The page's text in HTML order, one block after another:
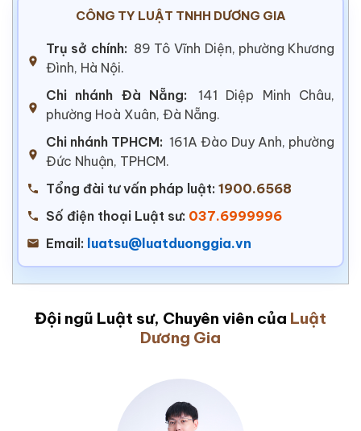
CÔNG TY LUẬT TNHH DƯƠNG GIA
Trụ sở chính: 89 Tô Vĩnh Diện, phường Khương
Đình, Hà Nội.
Chi nhánh Đà Nẵng:
141 Diệp Minh Châu,
phường Hoà Xuân, Đà Nẵng.
Chi nhánh TPHCM: 161A Đào Duy Anh, phường
Đức Nhuận, TPHCM.
Tổng đài tư vấn pháp luật: 1900.6568
Số điện thoại Luật sư: 037.6999996
Email: luatsu@luatduonggia.vn
Đội ngũ Luật sư, Chuyên viên của Luật
Dương Gia